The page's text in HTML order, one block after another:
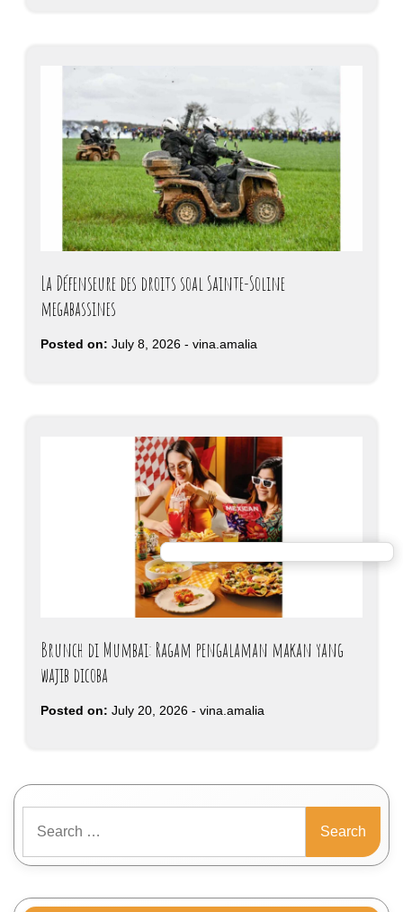
La Défenseure des droits soal Sainte-Soline
megabassines
Posted on: July 8, 2026 - vina.amalia
Brunch di Mumbai: Ragam pengalaman makan yang
wajib dicoba
Posted on: July 20, 2026 - vina.amalia
for: